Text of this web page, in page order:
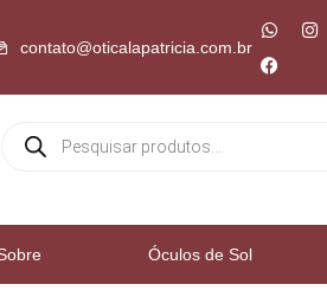
contato@oticalapatricia.com.br
Óculos de Sol